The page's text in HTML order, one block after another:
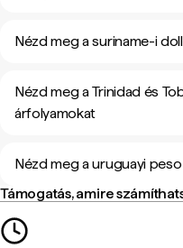
Nézd meg a suriname-i
Nézd meg a Trinidad és
árfolyamokat
Nézd meg a uruguayi
Támogatás, amire